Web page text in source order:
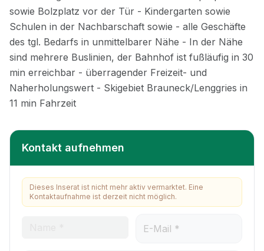
Kontakt aufnehmen
Dieses Inserat ist nicht mehr aktiv vermarktet. Eine
Kontaktaufnahme ist derzeit nicht möglich.